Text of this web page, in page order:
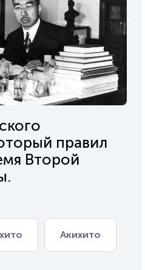
правил
Второй
Акихито